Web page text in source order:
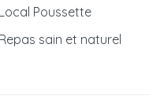
Poussette
sain et naturel